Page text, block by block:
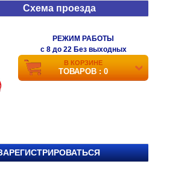
Схема проезда
РЕЖИМ РАБОТЫ
c 8 до 22 Без выходных
В КОРЗИНЕ
ТОВАРОВ : 0